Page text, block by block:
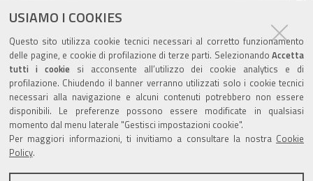
USIAMO I COOKIES
Questo sito utilizza cookie tecnici necessari al corretto funzionamento
delle pagine, e cookie di profilazione di terze parti. Selezionando Accetta
tutti i cookiesi acconsente all’utilizzo dei cookie analytics e di
profilazione. Chiudendo il banner verranno utilizzati solo i cookie tecnici
necessari alla navigazione e alcuni contenuti potrebbero non essere
disponibili. Le preferenze possono essere modificate in qualsiasi
momento dal menu laterale "Gestisci impostazioni cookie".
Per maggiori informazioni, ti invitiamo a consultare la nostra Cookie
Policy.
Valuta questo sito
Sito istituzionale Comune di Zola Predosa